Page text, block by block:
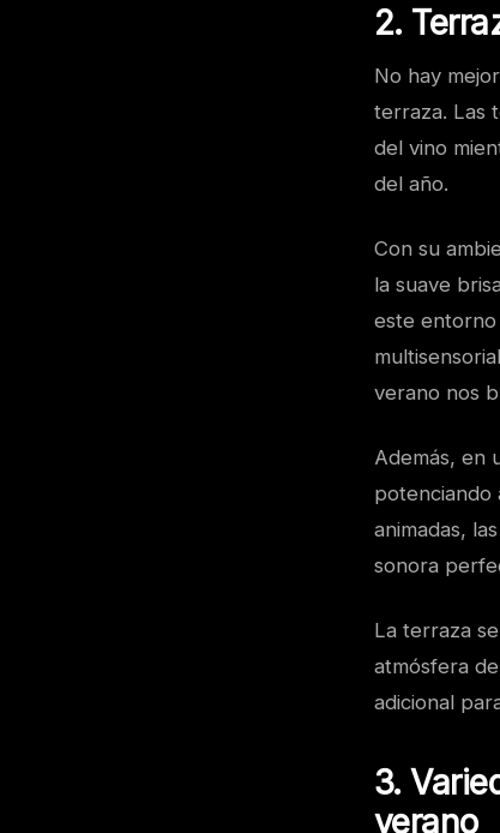
2.
No hay
terraza. Las
del vino
del año.
Con su
la suave
este entorno
verano nos
Además, en
potenciando
animadas,
sonora
La terraza
atmósfera
adicional
3.
verano